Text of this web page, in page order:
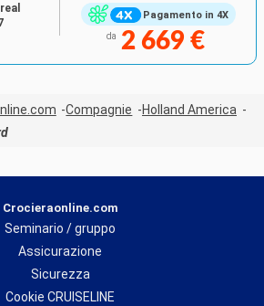
Pagamento in 4X
da 2 669 €
Compagnie
Holland America
Crocieraonline.com
Seminario / gruppo
Assicurazione
Sicurezza
Cookie CRUISELINE